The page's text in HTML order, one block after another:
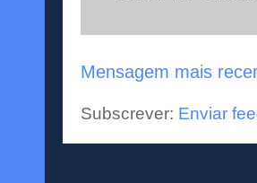
Mensagem mais
Subscrever: Enviar